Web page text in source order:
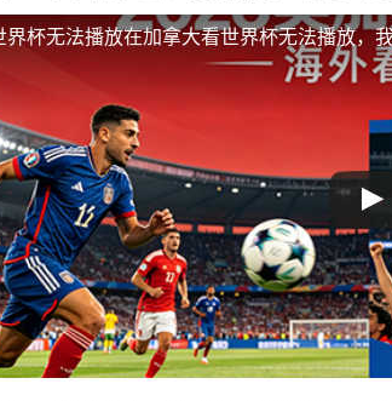
界杯无法播放在加拿大看世界杯无法播放，